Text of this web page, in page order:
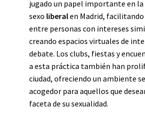
jugado un papel importante en
sexo liberalen Madrid,
entre personas con intereses
creando espacios virtuales de
debate. Los clubs, fiestas y
a esta práctica también han
ciudad, ofreciendo un ambiente
acogedor para aquellos que
faceta de su sexualidad.